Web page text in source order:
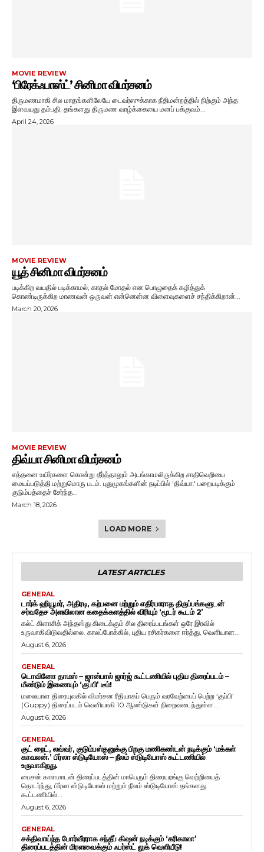
MOVIE REVIEW
‘பிரேக்ஃபாஸ்ட்’ சினிமா விமர்சனம்
திருமணமாகி சில மாதங்களிலேயே டைவர்ஸுக்காக நீதிமன்றத்தில் நிற்கும் அந்த
இளவயது தம்பதி, தங்களது திருமண வாழ்க்கையை மனப் பக்குவம்...
April 24, 2026
MOVIE REVIEW
யூத் சினிமா விமர்சனம்
படிக்கிற வயதில் படிக்காமல், காதல் மோதல் என பொழுதைக் கழித்துக்
கொண்டிருக்கிற மாணவன் ஒருவன் என்னென்ன விளைவுகளைச் சந்திக்கிறான்...
March 20, 2026
MOVIE REVIEW
திவ்யா சினிமா விமர்சனம்
எத்தனை உயிர்களை கொன்று தீர்த்தாலும் அடங்காமலிருக்கிற சாதிவெறியை
மையப்படுத்தி மற்றுமொரு படம். புதுமுகங்களின் நடிப்பில் 'திவ்யா.' பறையடிக்கும்
குடும்பத்தைச் சேர்ந்த...
March 18, 2026
LOAD MORE
LATEST ARTICLES
GENERAL
டார்க் ஹியூமர், அதிரடி, கற்பனை மற்றும் எதிர்பாராத திருப்பங்களுடன்
சர்வதேச அளவிலான கதைக்களத்தில் விரியும் ‘மூடர் கூடம் 2’
கல்ட் கிளாசிக் அந்தஸ்து கிடைக்கும் சில திரைப்படங்கள் ஒரே இரவில்
உருவாகிவிடுவதில்லை. காலப்போக்கில், புதிய ரசிகர்களை ஈர்த்து, வெளியான...
August 6, 2026
GENERAL
டொவினோ தாமஸ் – ஜான்பால் ஜார்ஜ் கூட்டணியில் புதிய திரைப்படம் –
மீண்டும் இணையும் ‘குப்பி’ டீம்!
மலையாள திரையுலகில் விமர்சன ரீதியாகப் பெரும் வரவேற்பைப் பெற்ற ‘குப்பி’
(Guppy) திரைப்படம் வெளியாகி 10 ஆண்டுகள் நிறைவடைந்துள்ள...
August 6, 2026
GENERAL
குட் நைட், லவ்வர், குடும்பஸ்தனுக்கு பிறகு மணிகண்டன் நடிக்கும் ‘மக்கள்
காவலன்.’ பிர்லா ஸ்டுடியோஸ் – நீலம் ஸ்டுடியோஸ் கூட்டணியில்
உருவாகிறது.
பைசன் காளமாடன் திரைப்படத்தின் மாபெரும் திரையரங்கு வெற்றியைத்
தொடர்ந்து, பிர்லா ஸ்டுடியோஸ் மற்றும் நீலம் ஸ்டுடியோஸ் தங்களது
கூட்டணியில்...
August 6, 2026
GENERAL
சக்திவாய்ந்த போர்வீரராக சந்தீப் கிஷன் நடிக்கும் ‘கரிகாலா’
திரைப்படத்தின் மிரளவைக்கும் ஃபர்ஸ்ட் லுக் வெளியீடு!